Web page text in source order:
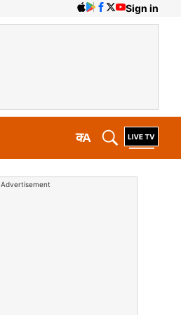
Sign in
A
क
Advertisement